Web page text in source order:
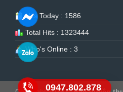
Hits Today : 1586
Total Hits : 1323444
Who's Online : 3
0947.802.878